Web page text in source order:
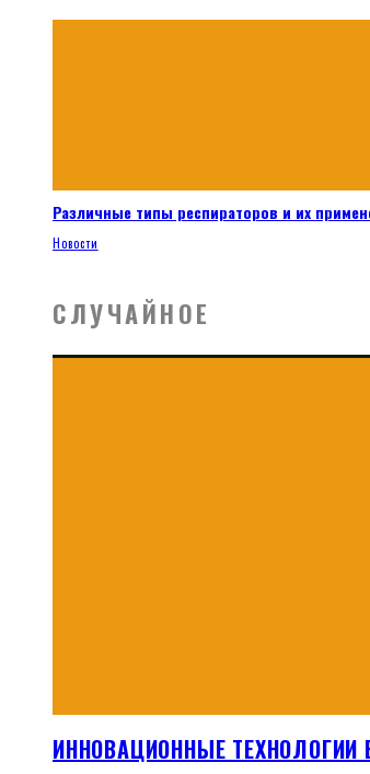
Различные типы респираторов и их
Новости
СЛУЧАЙНОЕ
ИННОВАЦИОННЫЕ